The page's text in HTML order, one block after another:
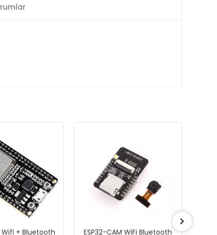
Wifi + Bluetooth
ESP32-CAM WiFi Bluetooth